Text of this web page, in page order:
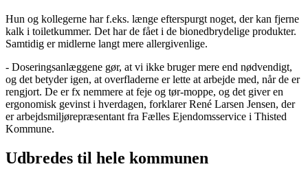
Hun og kollegerne har f.eks. længe efterspurgt noget, der kan fjerne
kalk i toiletkummer. Det har de fået i de bionedbrydelige produkter.
Samtidig er midlerne langt mere allergivenlige.
- Doseringsanlæggene gør, at vi ikke bruger mere end nødvendigt,
og det betyder igen, at overfladerne er lette at arbejde med, når de er
rengjort. De er fx nemmere at feje og tør-moppe, og det giver en
ergonomisk gevinst i hverdagen, forklarer René Larsen Jensen, der
er arbejdsmiljørepræsentant fra Fælles Ejendomsservice i Thisted
Kommune.
Udbredes til hele kommunen